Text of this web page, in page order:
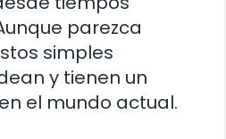
parezca
simples
y tienen un
el mundo actual.